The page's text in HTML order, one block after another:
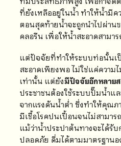
ที่ยังเหลืออยู่ในน้ำ ทำให้น้ำมี
ตอนสุดท้ายน้ำจะถูกนำไปผ่าน
คลอรีน เพื่อให้น้ำสะอาดสามา
แต่ปัจจัยที่ทำให้ระบบท่อนั้นเ
สะอาดเพียงพอ ไม่ใช่แค่ความ
เท่านั้น แต่ยังมีปัจจัยอีกหลาย
ประชาชนต้องใช้ระบบปั๊มน้ำแ
จากแรงดันน้ำต่ำ ซึ่งทำให้คุณ
มีเชื้อโรคปนเปื้อนจนไม่สามา
แม้ว่าน้ำประปาต้นทางจะได้รับ
ปลอดภัย ดื่มได้ตามมาตรฐานอ